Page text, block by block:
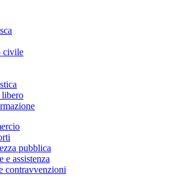
civile
libero
pubblica
e assistenza
contravvenzioni